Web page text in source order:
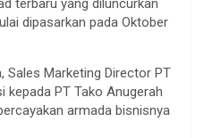
terbaru yang diluncurkan
dipasarkan pada Oktober
Sales Marketing Director PT
kepada PT Tako Anugerah
armada bisnisnya